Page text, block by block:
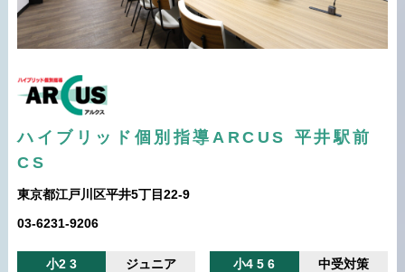
ハイブリッド個別指導ARCUS 平井駅前
CS
東京都江戸川区平井5丁目22-9
03-6231-9206
小2 3 ジュニア 小4 5 6 中受対策